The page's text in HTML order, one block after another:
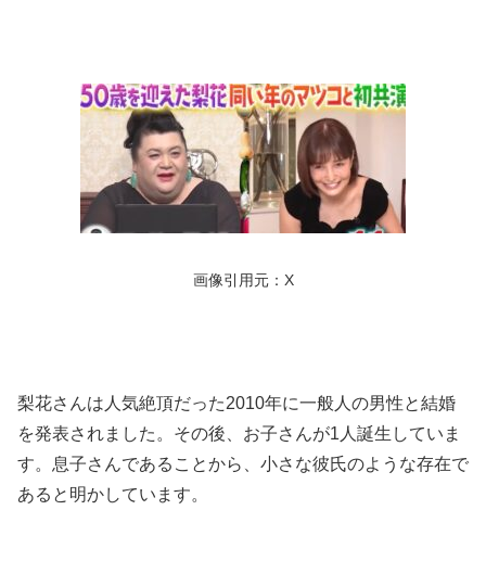
画像引用元：X
梨花さんは人気絶頂だった2010年に一般人の男性と結婚
を発表されました。その後、お子さんが1人誕生していま
す。息子さんであることから、小さな彼氏のような存在で
あると明かしています。